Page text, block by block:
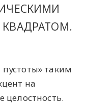
таким
на
целостность.